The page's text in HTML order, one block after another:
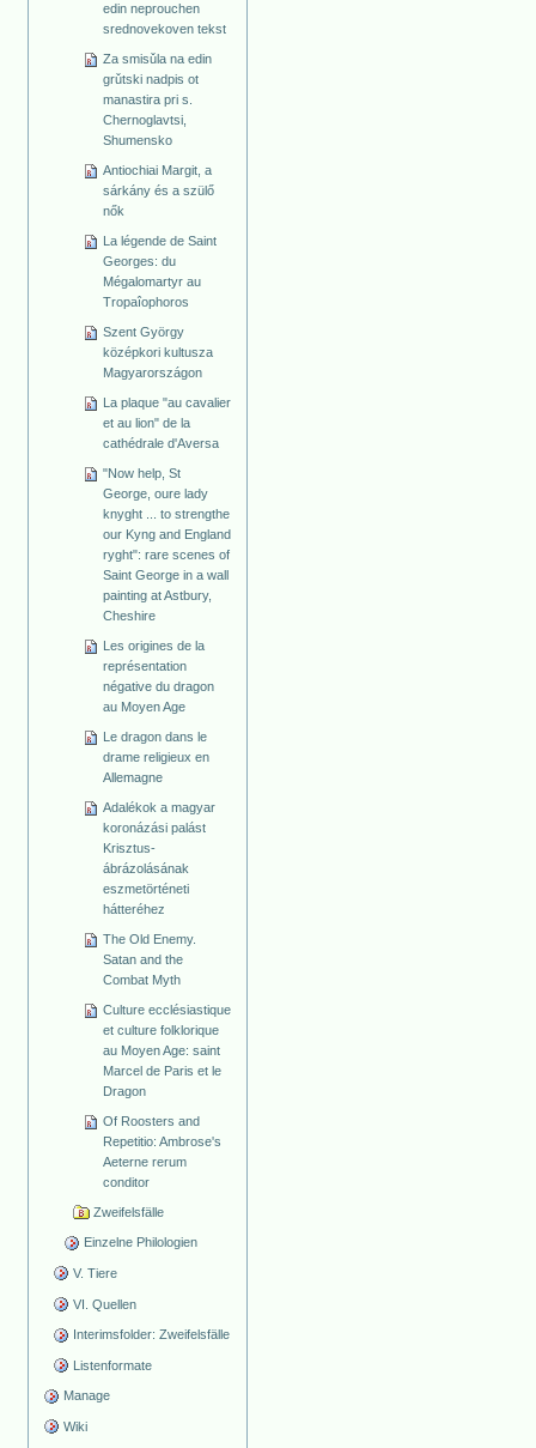
edin neprouchen
srednovekoven tekst
Za smisǔla na edin
grǔtski nadpis ot
manastira pri s.
Chernoglavtsi,
Shumensko
Antiochiai Margit, a
sárkány és a szülő
nők
La légende de Saint
Georges: du
Mégalomartyr au
Tropaîophoros
Szent György
középkori kultusza
Magyarországon
La plaque "au cavalier
et au lion" de la
cathédrale d'Aversa
"Now help, St
George, oure lady
knyght ... to strengthe
our Kyng and England
ryght": rare scenes of
Saint George in a wall
painting at Astbury,
Cheshire
Les origines de la
représentation
négative du dragon
au Moyen Age
Le dragon dans le
drame religieux en
Allemagne
Adalékok a magyar
koronázási palást
Krisztus-
ábrázolásának
eszmetörténeti
hátteréhez
The Old Enemy.
Satan and the
Combat Myth
Culture ecclésiastique
et culture folklorique
au Moyen Age: saint
Marcel de Paris et le
Dragon
Of Roosters and
Repetitio: Ambrose's
Aeterne rerum
conditor
Zweifelsfälle
Einzelne Philologien
V. Tiere
VI. Quellen
Interimsfolder: Zweifelsfälle
Listenformate
Manage
Wiki